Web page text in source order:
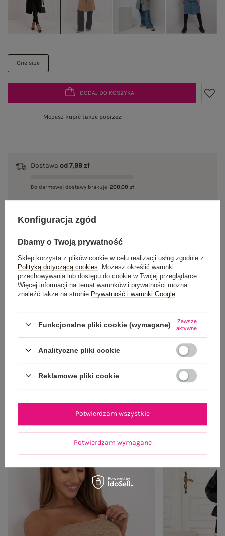
One size
DODAJ DO KOSZYKA
Możesz kupić także poprzez:
Dostawa od 7,99 zł
Do darmowej dostawy brakuje 200,00 zł
100 dni na zwrot
OPIS PRODUKTU
GŁÓWNE PARAMETRY
ZWROTY I REKLAMACJE
PRODUKTY ZE STYLIZACJI
Konfiguracja zgód
Dbamy o Twoją prywatność
Sklep korzysta z plików cookie w celu realizacji usług zgodnie z
Polityką dotyczącą cookies . Możesz określić warunki
przechowywania lub dostępu do cookie w Twojej przeglądarce.
Więcej informacji na temat warunków i prywatności można
znaleźć także na stronie Prywatność i warunki Google
Funkcjonalne pliki cookie (wymagane)
Zawsze
aktywne
Analityczne pliki cookie
Reklamowe pliki cookie
Potwierdzam wymagane
Potwierdzam wszystkie